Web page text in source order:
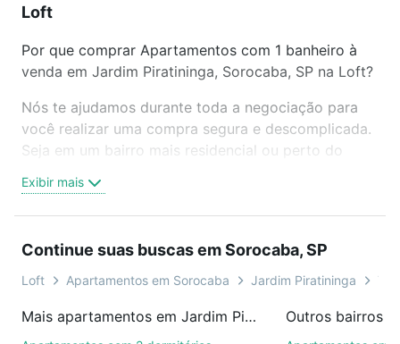
Loft
Por que comprar Apartamentos com 1 banheiro à
venda em Jardim Piratininga, Sorocaba, SP na Loft?
Nós te ajudamos durante toda a negociação para
você realizar uma compra segura e descomplicada.
Seja em um bairro mais residencial ou perto do
oferta ideal de Apartamentos com 1 banheiro à
venda em Jardim Piratininga, Sorocaba, SP para
ou por videochamada, é grátis, sem compromisso e
você ainda conta com mais de 46 mil corretores e
de imóveis.
Exibir mais
Continue suas buscas em Sorocaba, SP
Loft Apartamentos em Sorocaba Jardim Piratininga
Mais apartamentos em Jardim Piratininga Outros bairros